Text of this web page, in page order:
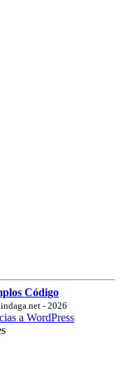
Código
- 2026
a WordPress